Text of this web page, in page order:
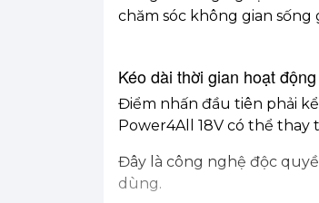
chăm sóc không gian
Kéo dài thời gian hoạt
Điểm nhấn đầu tiên phải
Power4All 18V có thể thay
Đây là công nghệ độc
dùng.